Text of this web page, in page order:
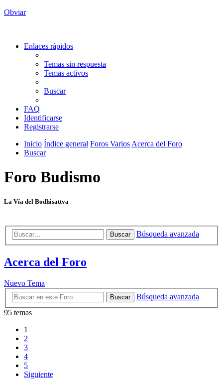
Obviar
Enlaces rápidos
Temas sin respuesta
Temas activos
Buscar
FAQ
Identificarse
Registrarse
Inicio Índice general Foros Varios Acerca del Foro
Buscar
Foro Budismo
La Vía del Bodhisattva
Buscar Búsqueda avanzada
Acerca del Foro
Nuevo Tema
Buscar
Búsqueda avanzada
95 temas
1
2
3
4
5
Siguiente